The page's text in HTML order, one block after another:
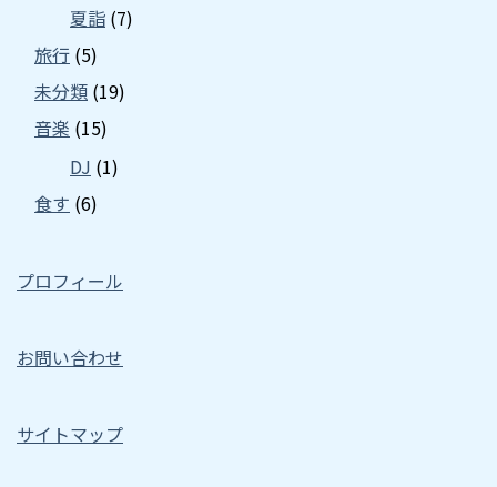
夏詣 (7)
旅行 (5)
未分類 (19)
音楽 (15)
DJ (1)
食す (6)
プロフィール
お問い合わせ
サイトマップ